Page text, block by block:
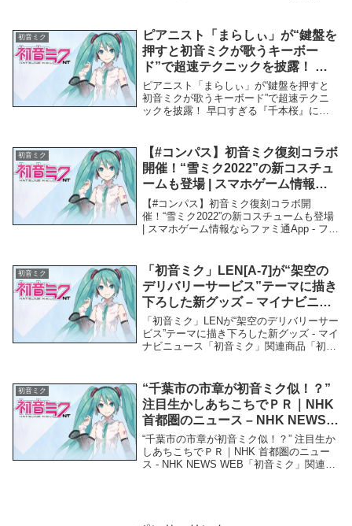
カラフルス...
初音ミク
ピアニスト「まらしぃ」が“鍵盤を
押すと初音ミクが歌うキーボー
ド”で超速テクニックを披露！ 早
口すぎる『千本桜』に「日本語で
おｋ」 – ニフティニュース
ピアニスト「まらしぃ」が“鍵盤を押すと
初音ミクが歌うキーボード”で超速テクニ
ックを披露！ 早口すぎる『千本桜』に
が“鍵盤を押すと初音ミクが歌うキーボー
ド”で超速...
初音ミク
【#コンパス】初音ミク復刻コラボ
開催！“雪ミク2022”の新コスチュ
ームも登場 | スマホゲーム情報な
らファミ通App – ファミ通App
【#コンパス】初音ミク復刻コラボ開
催！“雪ミク2022”の新コスチュームも登場
| スマホゲーム情報ならファミ通App - ファ
2022”の新コスチュームも登場 |...
初音ミク
「初音ミク」LEN[A-7]が“架空の
デリバリーサービス”テーマに描き
下ろした新グッズ – マイナビニュ
ース
「初音ミク」LENが“架空のデリバリーサー
ビス”テーマに描き下ろした新グッズ - マイ
ナビニュース「初音ミク」関連商品「初音
ビニュース 「初音ミク」LENが“...
初音ミク
“千葉市の市章が初音ミク似！？”
注目生かしあちこちでＰＲ｜NHK
首都圏のニュース – NHK NEWS
WEB
“千葉市の市章が初音ミク似！？” 注目生か
しあちこちでＰＲ｜NHK 首都圏のニュー
ス - NHK NEWS WEB「初音ミク」関連商